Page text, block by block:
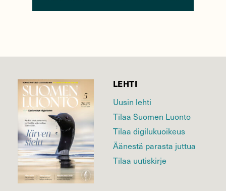
LEHTI
Uusin lehti
Tilaa Suomen Luonto
Tilaa digilukuoikeus
Äänestä parasta juttua
Tilaa uutiskirje